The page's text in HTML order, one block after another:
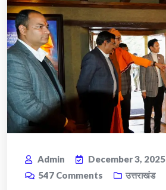
Admin
December 3, 2025
547 Comments उत्तराखंड